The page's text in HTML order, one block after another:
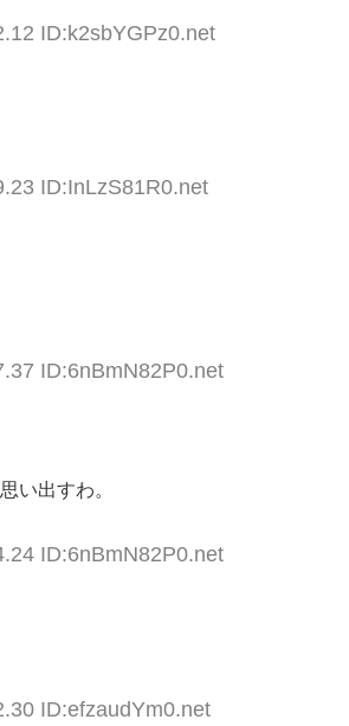
ID:k2sbYGPz0.net
ID:InLzS81R0.net
ID:6nBmN82P0.net
い出すわ。
ID:6nBmN82P0.net
ID:efzaudYm0.net